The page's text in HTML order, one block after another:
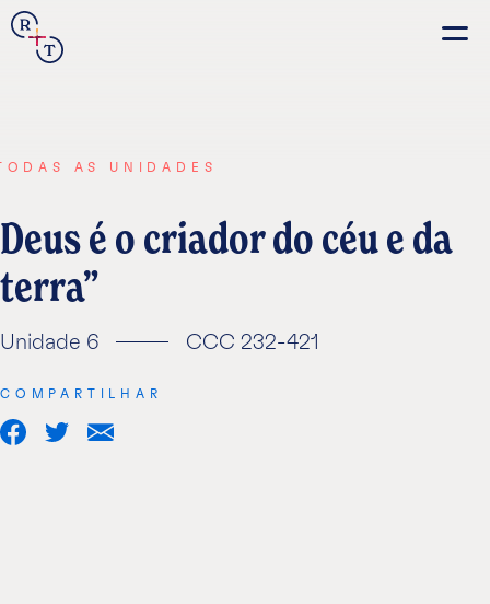
Real+True
Connection
Guides
Español
Français
Italiano
AS UNIDADES
Deus é o criador do céu e da
terra
Unidade 6 CCC 232-421
COMPARTILHAR
ShareShareShare